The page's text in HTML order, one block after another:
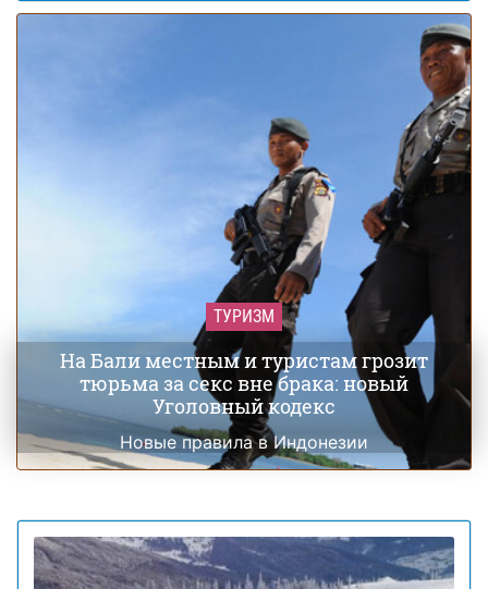
ТУРИЗМ
На Бали местным и туристам грозит
тюрьма за секс вне брака: новый
Уголовный кодекс
Новые правила в Индонезии